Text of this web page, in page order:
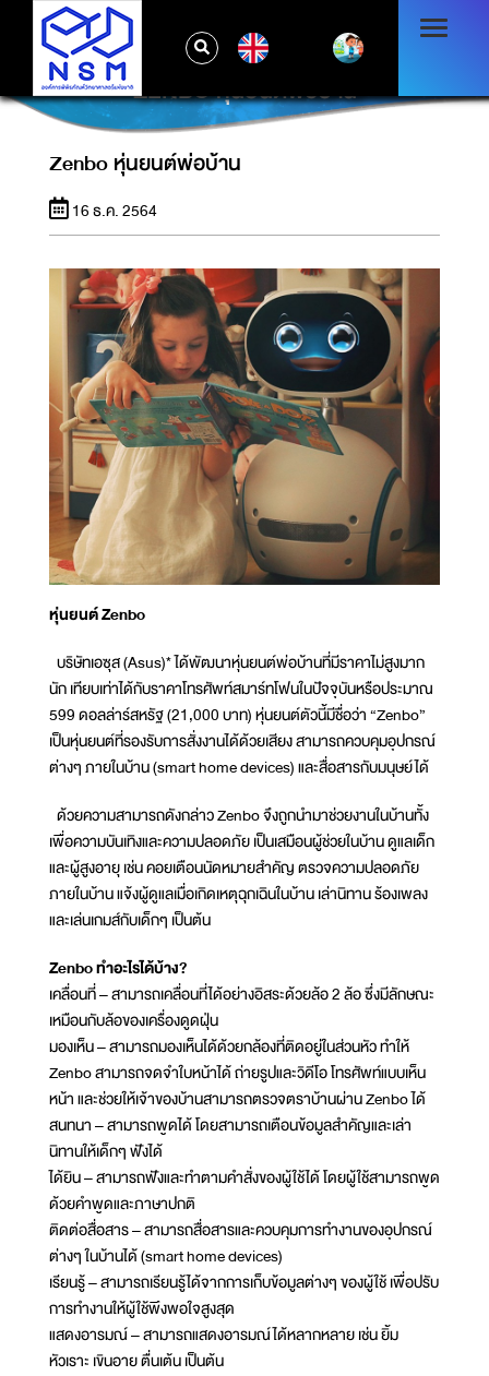
ZENBO หุ่นยนต์พ่อบ้าน
Zenbo หุ่นยนต์พ่อบ้าน
16 ธ.ค. 2564
หุ่นยนต์ Zenbo
บริษัทเอซุส (Asus)* ได้พัฒนาหุ่นยนต์พ่อบ้านที่มีราคาไม่สูงมาก
นัก เทียบเท่าได้กับราคาโทรศัพท์สมาร์ทโฟนในปัจจุบันหรือประมาณ
599 ดอลล่าร์สหรัฐ (21,000 บาท) หุ่นยนต์ตัวนี้มีชื่อว่า “Zenbo”
เป็นหุ่นยนต์ที่รองรับการสั่งงานได้ด้วยเสียง สามารถควบคุมอุปกรณ์
ต่างๆ ภายในบ้าน (smart home devices) และสื่อสารกับมนุษย์ได้
ด้วยความสามารถดังกล่าว Zenbo จึงถูกนำมาช่วยงานในบ้านทั้ง
เพื่อความบันเทิงและความปลอดภัย เป็นเสมือนผู้ช่วยในบ้าน ดูแลเด็ก
และผู้สูงอายุ เช่น คอยเตือนนัดหมายสำคัญ ตรวจความปลอดภัย
ภายในบ้าน แจ้งผู้ดูแลเมื่อเกิดเหตุฉุกเฉินในบ้าน เล่านิทาน ร้องเพลง
และเล่นเกมส์กับเด็กๆ เป็นต้น
Zenbo ทำอะไรได้บ้าง?
เคลื่อนที่ – สามารถเคลื่อนที่ได้อย่างอิสระด้วยล้อ 2 ล้อ ซึ่งมีลักษณะ
เหมือนกับล้อของเครื่องดูดฝุ่น
มองเห็น – สามารถมองเห็นได้ด้วยกล้องที่ติดอยู่ในส่วนหัว ทำให้
Zenbo สามารถจดจำใบหน้าได้ ถ่ายรูปและวิดีโอ โทรศัพท์แบบเห็น
หน้า และช่วยให้เจ้าของบ้านสามารถตรวจตราบ้านผ่าน Zenbo ได้
สนทนา – สามารถพูดได้ โดยสามารถเตือนข้อมูลสำคัญและเล่า
นิทานให้เด็กๆ ฟังได้
ได้ยิน – สามารถฟังและทำตามคำสั่งของผู้ใช้ได้ โดยผู้ใช้สามารถพูด
ด้วยคำพูดและภาษาปกติ
ติดต่อสื่อสาร – สามารถสื่อสารและควบคุมการทำงานของอุปกรณ์
ต่างๆ ในบ้านได้ (smart home devices)
เรียนรู้ – สามารถเรียนรู้ได้จากการเก็บข้อมูลต่างๆ ของผู้ใช้ เพื่อปรับ
การทำงานให้ผู้ใช้พึงพอใจสูงสุด
แสดงอารมณ์ – สามารถแสดงอารมณ์ได้หลากหลาย เช่น ยิ้ม
หัวเราะ เขินอาย ตื่นเต้น เป็นต้น